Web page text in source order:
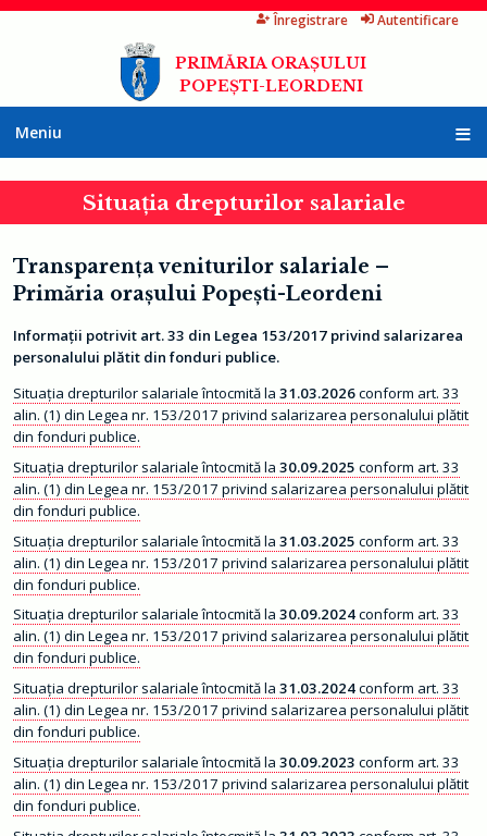
Înregistrare Autentificare
PRIMĂRIA ORAȘULUI
POPEȘTI-LEORDENI
Meniu
A
s
P
r
i
ă
r
i
I
n
f
o
r
m
a
ț
i
i
d
e
n
t
e
r
e
s
p
u
b
l
i
c
Situația drepturilor salariale
Transparenţa veniturilor salariale –
Primăria oraşului Popeşti-Leordeni
Informaţii potrivit art. 33 din Legea 153/2017 privind salarizarea
personalului plătit din fonduri publice.
Situația drepturilor salariale întocmită la 31.03.2026conform art. 33
alin. (1) din Legea nr. 153/2017 privind salarizarea personalului plătit
din fonduri publice.
Situația drepturilor salariale întocmită la 30.09.2025 conform art. 33
alin. (1) din Legea nr. 153/2017 privind salarizarea personalului plătit
din fonduri publice.
Situația drepturilor salariale întocmită la 31.03.2025 conform art. 33
alin. (1) din Legea nr. 153/2017 privind salarizarea personalului plătit
din fonduri publice.
Situația drepturilor salariale întocmită la 30.09.2024conform art. 33
alin. (1) din Legea nr. 153/2017 privind salarizarea personalului plătit
din fonduri publice.
Situația drepturilor salariale întocmită la 31.03.2024conform art. 33
alin. (1) din Legea nr. 153/2017 privind salarizarea personalului plătit
din fonduri publice.
Situația drepturilor salariale întocmită la 30.09.2023 conform art. 33
alin. (1) din Legea nr. 153/2017 privind salarizarea personalului plătit
din fonduri publice.